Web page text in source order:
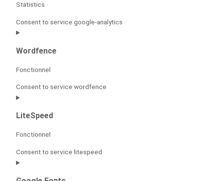
Statistics
Consent to service google-analytics
Wordfence
Fonctionnel
Consent to service wordfence
LiteSpeed
Fonctionnel
Consent to service litespeed